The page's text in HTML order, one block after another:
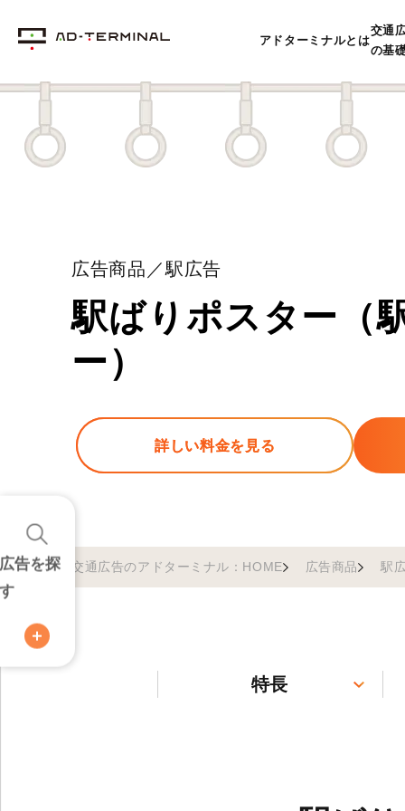
広告を探
す
アドターミナルとは
交通
の基
広告商品／駅広告
駅ばりポスター（
ー）
詳しい料金を見る
交通広告のアドターミナル：HOME 広告商品 駅
特長